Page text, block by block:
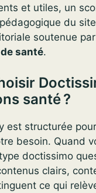
et utiles, un
du
soutenue
santé.
santé ?
est structurée
besoin. Quand
doctissimo
clairs,
ce qui